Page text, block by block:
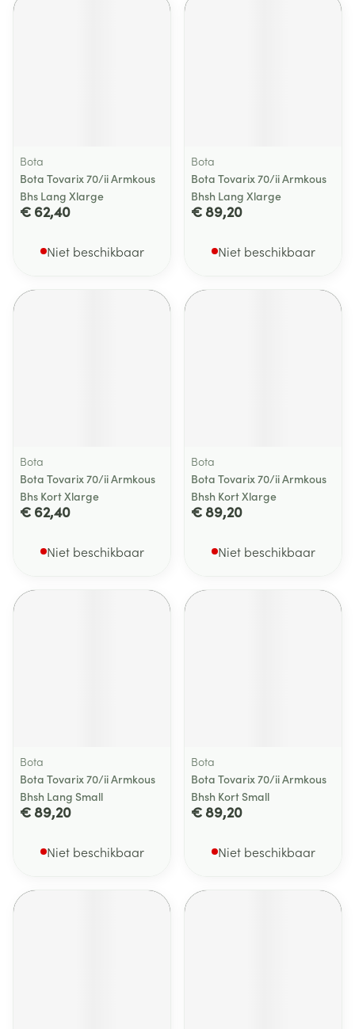
Bota
Bota Tovarix 70/ii Armkous
Bhs Lang Xlarge
€ 62,40
Niet beschikbaar
Bota
Bota Tovarix 70/ii Armkous
Bhsh Lang Xlarge
€ 89,20
Niet beschikbaar
Bota
Bota Tovarix 70/ii Armkous
Bhs Kort Xlarge
€ 62,40
Niet beschikbaar
Bota
Bota Tovarix 70/ii Armkous
Bhsh Kort Xlarge
€ 89,20
Niet beschikbaar
Bota
Bota Tovarix 70/ii Armkous
Bhsh Lang Small
€ 89,20
Niet beschikbaar
Bota
Bota Tovarix 70/ii Armkous
Bhsh Kort Small
€ 89,20
Niet beschikbaar